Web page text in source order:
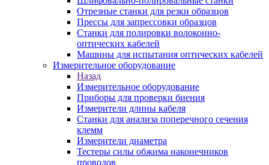
Отрезные станки для резки образцов
Прессы для запрессовки образцов
Станки для полировки волоконно-
оптических кабелей
Машины для испытания оптических кабелей
Измерительное оборудование
Назад
Измерительное оборудование
Приборы для проверки биения
Измерители длины кабеля
Станки для анализа поперечного сечения
клемм
Измерители диаметра
Тестеры силы обжима наконечников
проводов